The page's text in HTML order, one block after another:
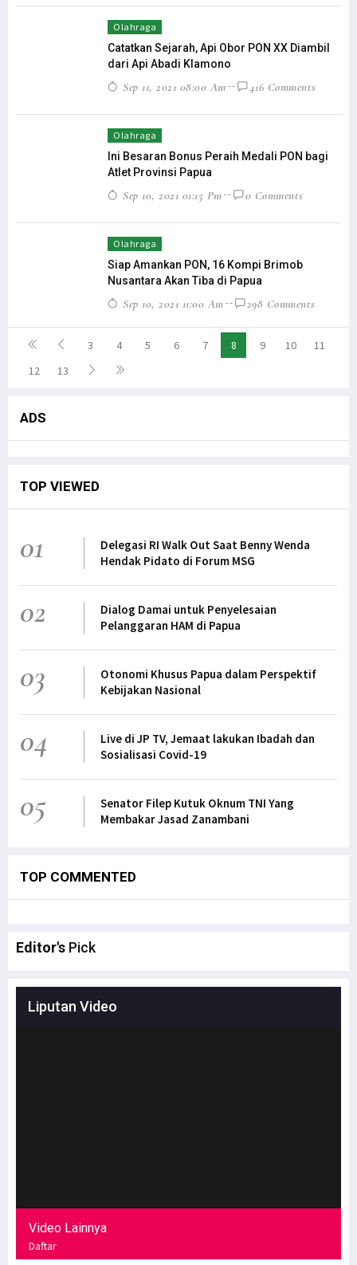
Olahraga
Catatkan Sejarah, Api Obor PON XX Diambil
dari Api Abadi Klamono
Sep 11, 2021 08:00 Am 416 Comments
Olahraga
Ini Besaran Bonus Peraih Medali PON bagi
Atlet Provinsi Papua
Sep 10, 2021 01:15 Pm 0 Comments
Olahraga
Siap Amankan PON, 16 Kompi Brimob
Nusantara Akan Tiba di Papua
Sep 10, 2021 11:00 Am 298 Comments
3 4 5 6 7 8 9 10
11
12
13
ADS
TOP VIEWED
01
Delegasi RI Walk Out Saat Benny Wenda
Hendak Pidato di Forum MSG
02
Dialog Damai untuk Penyelesaian
Pelanggaran HAM di Papua
03
Otonomi Khusus Papua dalam Perspektif
Kebijakan Nasional
04
Live di JP TV, Jemaat lakukan Ibadah dan
Sosialisasi Covid-19
05
Senator Filep Kutuk Oknum TNI Yang
Membakar Jasad Zanambani
TOP COMMENTED
Editor's Pick
Liputan Video
Video Lainnya
Daftar